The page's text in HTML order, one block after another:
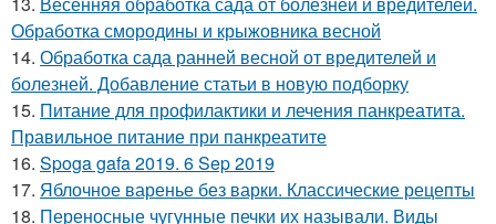
Обработка смородины и крыжовника весной
14. Обработка сада ранней весной от вредителей и
болезней. Добавление статьи в новую подборку
15. Питание для профилактики и лечения панкреатита.
Правильное питание при панкреатите
16. Spoga gafa 2019. 6 Sep 2019
17. Яблочное варенье без варки. Классические рецепты
18. Переносные чугунные печки их называли. Виды